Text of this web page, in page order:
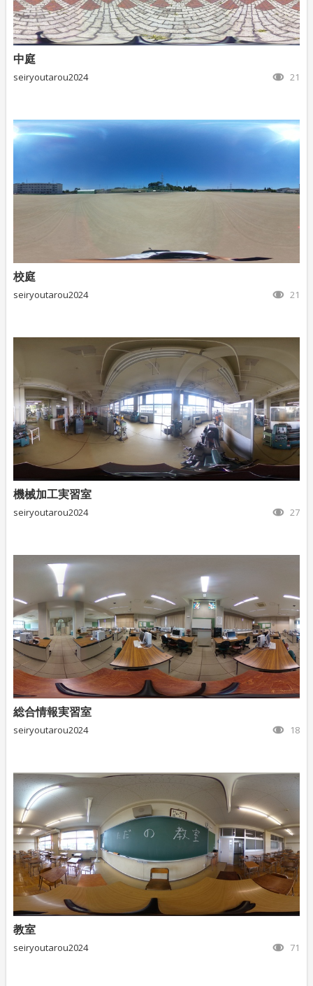
中庭
seiryoutarou2024 21
校庭
seiryoutarou2024 21
機械加工実習室
seiryoutarou2024 27
総合情報実習室
seiryoutarou2024 18
教室
seiryoutarou2024 71